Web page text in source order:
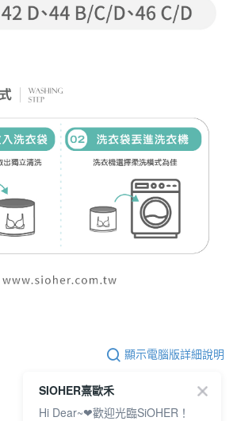
顯示電腦版詳細說明
SIOHER熹歐禾
Hi Dear~❤歡迎光臨SiOHER！